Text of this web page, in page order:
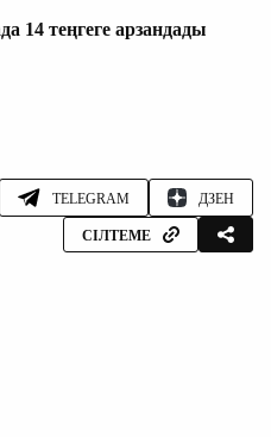
14 теңгеге арзандады
TELEGRAM ДЗЕН
СІЛТЕМЕ